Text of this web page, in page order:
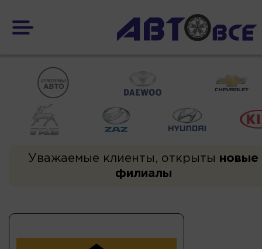
Уважаемые клиенты, открыты новые
филиалы